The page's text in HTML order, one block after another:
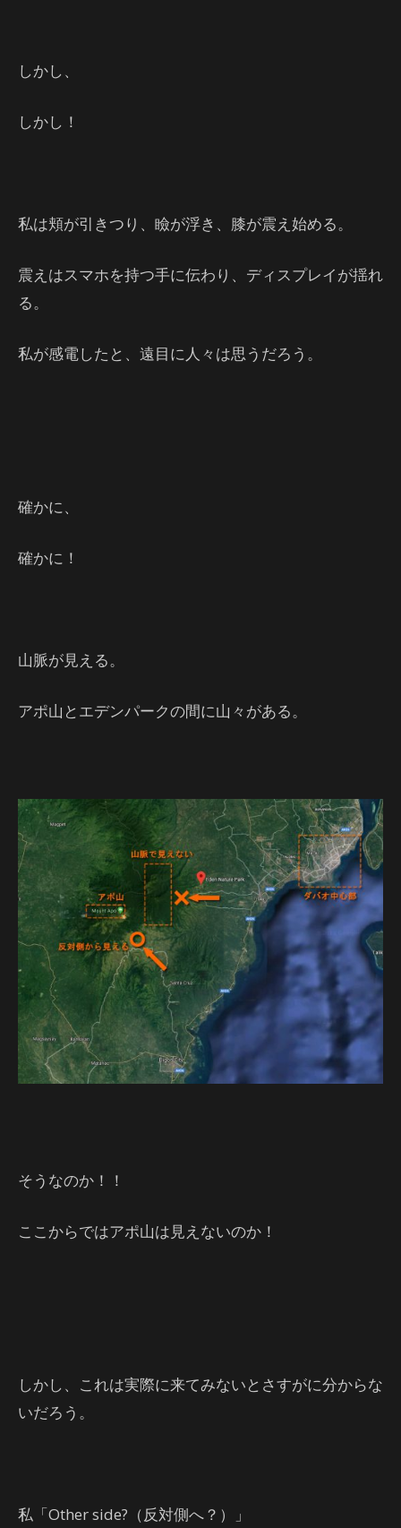
しかし、
しかし！
私は頬が引きつり、瞼が浮き、膝が震え始める。
震えはスマホを持つ手に伝わり、ディスプレイが揺れ
る。
私が感電したと、遠目に人々は思うだろう。
確かに、
確かに！
山脈が見える。
アポ山とエデンパークの間に山々がある。
そうなのか！！
ここからではアポ山は見えないのか！
しかし、これは実際に来てみないとさすがに分からな
いだろう。
私「Other side?（反対側へ？）」